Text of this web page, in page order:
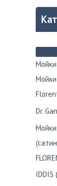
Мойки
Dr.
IDDIS